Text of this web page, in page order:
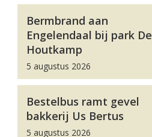
Bermbrand aan
Engelendaal bij park De
Houtkamp
5 augustus 2026
Bestelbus ramt gevel
bakkerij Us Bertus
5 augustus 2026